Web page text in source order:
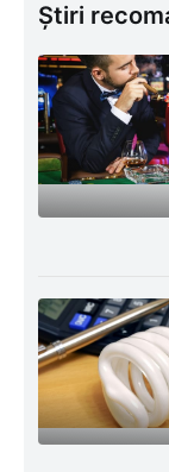
Știri